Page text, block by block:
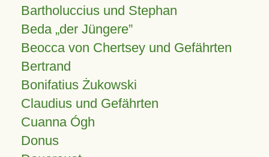
Bartholuccius und Stephan
Beda „der Jüngere”
Beocca von Chertsey und Gefährten
Bertrand
Bonifatius Żukowski
Claudius und Gefährten
Cuanna Ógh
Donus